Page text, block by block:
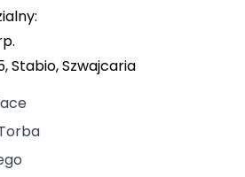
Stabio, Szwajcaria